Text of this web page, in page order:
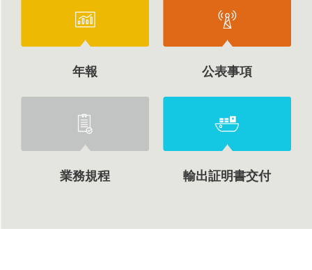
年報 公表事項
業務規程 輸出証明書交付